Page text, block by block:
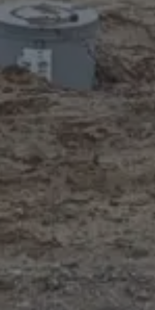
46 200 €